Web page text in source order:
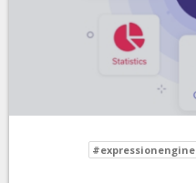
#expressionengine